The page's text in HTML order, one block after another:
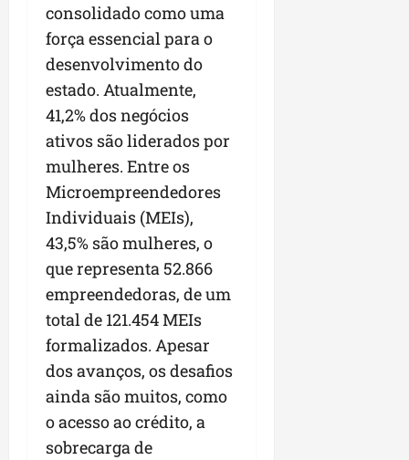
consolidado como uma
força essencial para o
desenvolvimento do
estado. Atualmente,
41,2% dos negócios
ativos são liderados por
mulheres. Entre os
Microempreendedores
Individuais (MEIs),
43,5% são mulheres, o
que representa 52.866
empreendedoras, de um
total de 121.454 MEIs
formalizados. Apesar
dos avanços, os desafios
ainda são muitos, como
o acesso ao crédito, a
sobrecarga de